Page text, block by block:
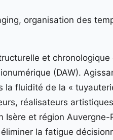
organisation des
et chronologique
(DAW).
la fluidité de la «
réalisateurs
Isère et région Auvergne-
la fatigue